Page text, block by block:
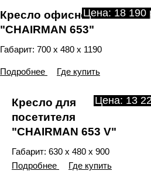
Цена: 18 190
Кресло офисное
"CHAIRMAN 653"
Габарит: 700 х 480 х 1190
Подробнее Где купить
Цена: 13
Кресло для
посетителя
"CHAIRMAN 653 V"
Габарит: 630 х 480 х 900
Подробнее
Где купить